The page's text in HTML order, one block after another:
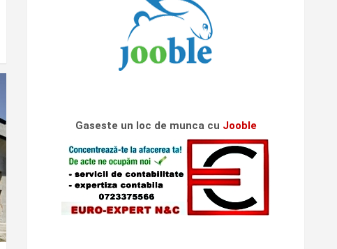
Gaseste un loc de munca cu Jooble